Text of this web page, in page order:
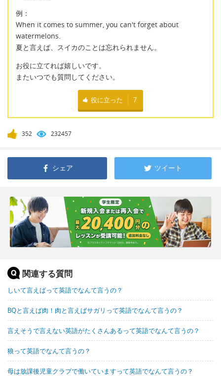
例：
When it comes to summer, you can't forget about
watermelons.
夏と言えば、スイカのことは忘れられません。
お役に立てれば嬉しいです。
またいつでも質問してください。
役に立った 7
352 232457
シェア ツイート
関連する質問
しいて言えばって英語でなんて言うの？
BQと言えば肉！肉と言えばサガリって英語でなんて言うの？
言えそうで言えない英語がたくさんあるって英語でなんて言うの？
狼って英語でなんて言うの？
母は放課後児童クラブで働いていますって英語でなんて言うの？